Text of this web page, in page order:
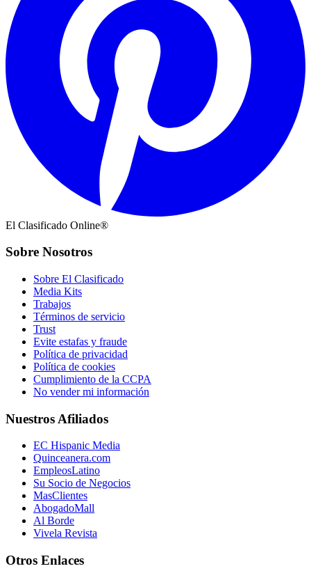
El Clasificado Online®
Sobre Nosotros
Sobre El Clasificado
Media Kits
Trabajos
Términos de servicio
Trust
Evite estafas y fraude
Política de privacidad
Política de cookies
Cumplimiento de la CCPA
No vender mi información
Nuestros Afiliados
EC Hispanic Media
Quinceanera.com
EmpleosLatino
Su Socio de Negocios
MasClientes
AbogadoMall
Al Borde
Vivela Revista
Otros Enlaces